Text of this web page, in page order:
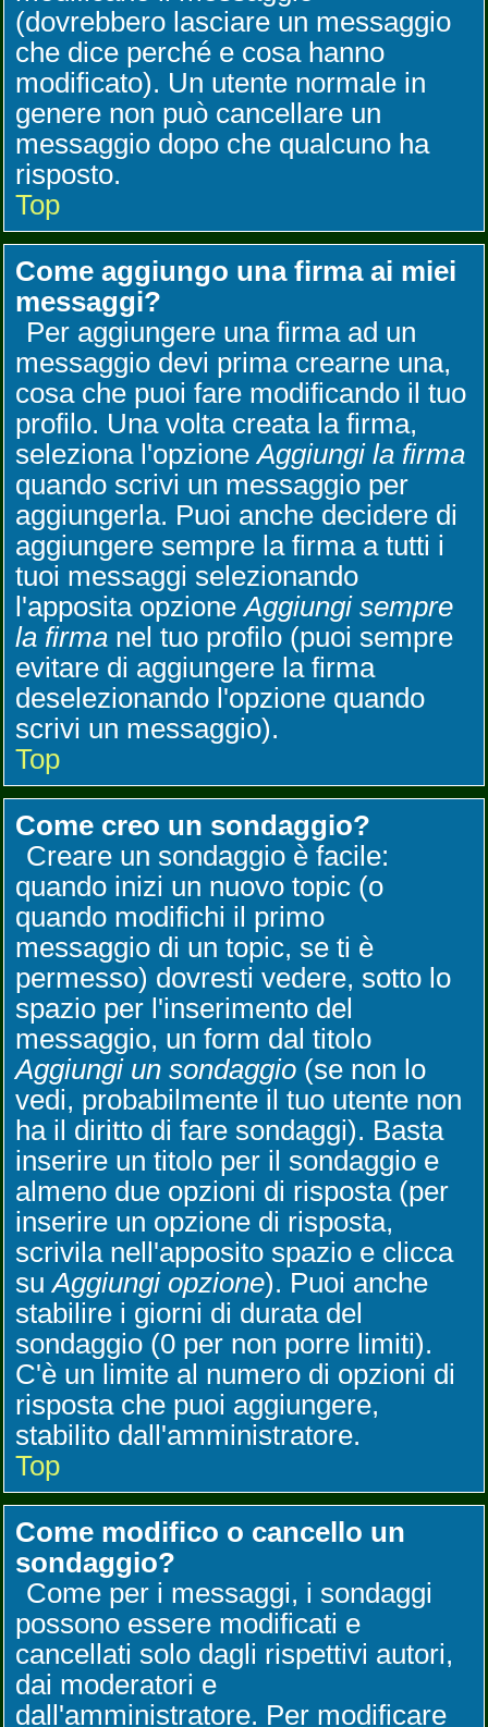
(dovrebbero lasciare un messaggio
che dice perché e cosa hanno
modificato). Un utente normale in
genere non può cancellare un
messaggio dopo che qualcuno ha
risposto.
Top
Come aggiungo una firma ai miei
messaggi?
Per aggiungere una firma ad un
messaggio devi prima crearne una,
cosa che puoi fare modificando il tuo
profilo. Una volta creata la firma,
seleziona l'opzioneAggiungi la firma
quando scrivi un messaggio per
aggiungerla. Puoi anche decidere di
aggiungere sempre la firma a tutti i
tuoi messaggi selezionando
l'apposita opzioneAggiungi sempre
la firma nel tuo profilo (puoi sempre
evitare di aggiungere la firma
deselezionando l'opzione quando
scrivi un messaggio).
Top
Come creo un sondaggio?
Creare un sondaggio è facile:
quando inizi un nuovo topic (o
quando modifichi il primo
messaggio di un topic, se ti è
permesso) dovresti vedere, sotto lo
spazio per l'inserimento del
messaggio, un form dal titolo
Aggiungi un sondaggio (se non lo
vedi, probabilmente il tuo utente non
ha il diritto di fare sondaggi). Basta
inserire un titolo per il sondaggio e
almeno due opzioni di risposta (per
inserire un opzione di risposta,
scrivila nell'apposito spazio e clicca
suAggiungi opzione). Puoi anche
stabilire i giorni di durata del
sondaggio (0 per non porre limiti).
C'è un limite al numero di opzioni di
risposta che puoi aggiungere,
stabilito dall'amministratore.
Top
Come modifico o cancello un
sondaggio?
Come per i messaggi, i sondaggi
possono essere modificati e
cancellati solo dagli rispettivi autori,
dai moderatori e
dall'amministratore. Per modificare